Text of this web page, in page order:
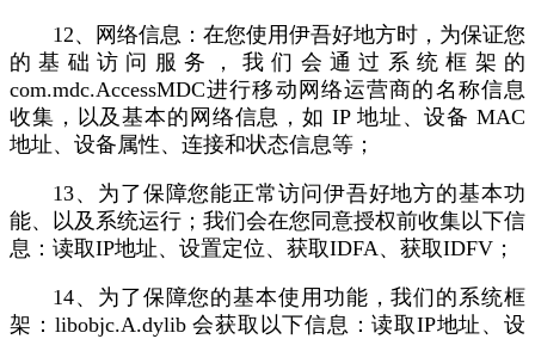
12、网络信息：在您使用伊吾好地方时，为保证您
的基础访问服务，我们会通过系统框架的
com.mdc.AccessMDC进行移动网络运营商的名称信息
收集，以及基本的网络信息，如 IP 地址、设备 MAC
地址、设备属性、连接和状态信息等；
13、为了保障您能正常访问伊吾好地方的基本功
能、以及系统运行；我们会在您同意授权前收集以下信
息：读取IP地址、设置定位、获取IDFA、获取IDFV；
14、为了保障您的基本使用功能，我们的系统框
架：libobjc.A.dylib 会获取以下信息：读取IP地址、设